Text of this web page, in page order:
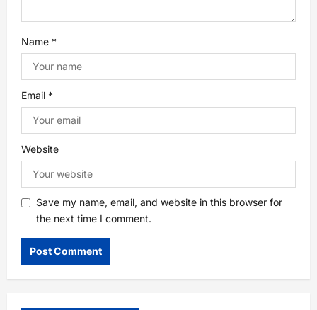
o
n
Name *
Email *
Website
Save my name, email, and website in this browser for
the next time I comment.